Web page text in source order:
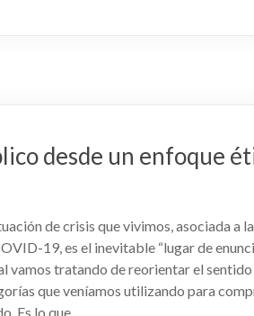
desde un enfoque
de crisis que vivimos, asociada a
19, es el inevitable “lugar de
vamos tratando de reorientar el sentido
que veníamos utilizando para
Es lo que